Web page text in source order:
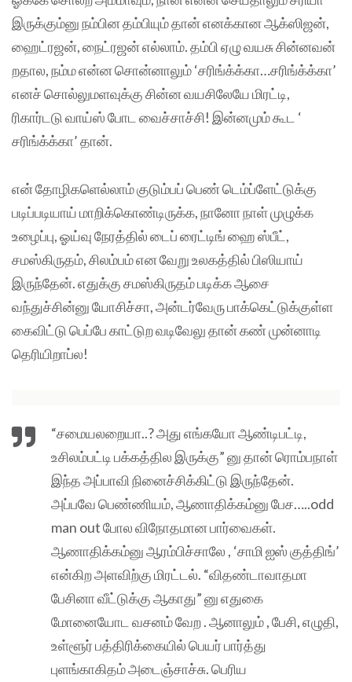
இருக்கும்னு நம்பின தம்பியும் தான் எனக்கான ஆக்ஸிஜன்,
ஹைட்ரஜன், நைட்ரஜன் எல்லாம். தம்பி ஏழு வயசு சின்னவன்
றதால, நம்ம என்ன சொன்னாலும் ‘சரிங்க்க்கா…சரிங்க்க்கா’
எனச் சொல்லுமளவுக்கு சின்ன வயசிலேயே மிரட்டி,
ரிகார்டடு வாய்ஸ் போட வைச்சாச்சி! இன்னமும் கூட ‘
சரிங்க்க்கா’ தான்.
என் தோழிகளெல்லாம் குடும்பப் பெண் டெம்ப்ளேட்டுக்கு
படிப்படியாய் மாறிக்கொண்டிருக்க, நானோ நாள் முழுக்க
உழைப்பு, ஓய்வு நேரத்தில் டைப் ரைட்டிங் ஹை ஸ்பீட்,
சமஸ்கிருதம், சிலம்பம் என வேறு உலகத்தில் பிஸியாய்
இருந்தேன். எதுக்கு சமஸ்கிருதம் படிக்க ஆசை
வந்துச்சின்னு யோசிச்சா, அன்டர்வேரு பாக்கெட்டுக்குள்ள
கைவிட்டு பெப்பே காட்டுற வடிவேலு தான் கண் முன்னாடி
தெரியிறாப்ல!
“சமையலறையா..? அது எங்கயோ ஆண்டிபட்டி,
உசிலம்பட்டி பக்கத்தில இருக்கு” னு தான் ரொம்பநாள்
இந்த அப்பாவி நினைச்சிக்கிட்டு இருந்தேன்.
அப்பவே பெண்ணியம், ஆணாதிக்கம்னு பேச…..odd
man out போல விநோதமான பார்வைகள்.
ஆணாதிக்கம்னு ஆரம்பிச்சாலே , ‘சாமி ஐஸ் குத்திங்’
என்கிற அளவிற்கு மிரட்டல். “விதண்டாவாதமா
பேசினா வீட்டுக்கு ஆகாது” னு எதுகை
மோனையோட வசனம் வேற . ஆனாலும் , பேசி, எழுதி,
உள்ளூர் பத்திரிக்கையில் பெயர் பார்த்து
புளங்காகிதம் அடைஞ்சாச்சு. பெரிய